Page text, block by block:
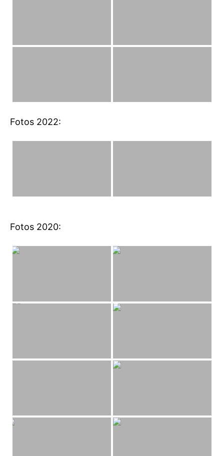
Fotos 2022:
Fotos 2020: